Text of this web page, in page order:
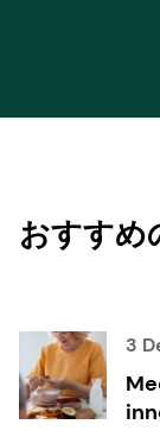
おすすめ
3